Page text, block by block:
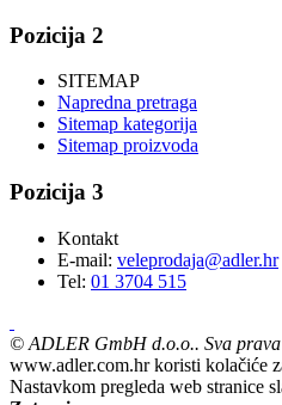
Pozicija 2
SITEMAP
Napredna pretraga
Sitemap kategorija
Sitemap proizvoda
Pozicija 3
Kontakt
E-mail: veleprodaja@adler.hr
Tel: 01 3704 515
© ADLER GmbH d.o.o.. Sva
www.adler.com.hr koristi kolačiće
Nastavkom pregleda web stranice